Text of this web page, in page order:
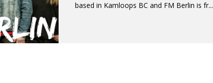
LA COMPIL’ ZOO DE SLAM DISQUES EST DE RETOUR
LES RÊVES SONT FAITS POUR ÊTRE RÉALISÉS
based in Kamloops BC and FM Berlin is fr...